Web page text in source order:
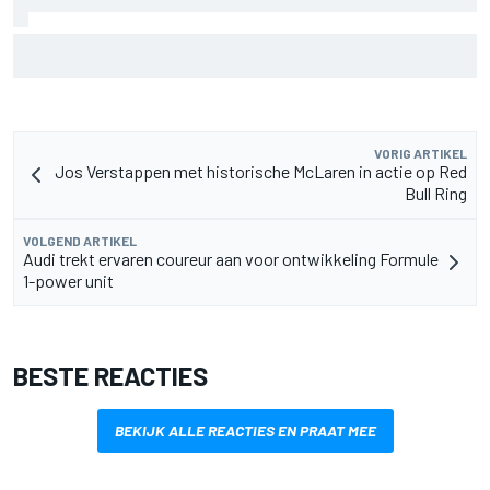
VORIG ARTIKEL
Jos Verstappen met historische McLaren in actie op Red
Bull Ring
VOLGEND ARTIKEL
Audi trekt ervaren coureur aan voor ontwikkeling Formule
1-power unit
BESTE REACTIES
BEKIJK ALLE REACTIES EN PRAAT MEE